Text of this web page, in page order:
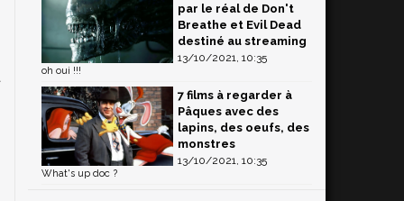
par le réal de Don't
Breathe et Evil Dead
destiné au streaming
13/10/2021, 10:35
oh oui !!!
7 films à regarder à
Pâques avec des
lapins, des oeufs, des
monstres
13/10/2021, 10:35
What's up doc ?